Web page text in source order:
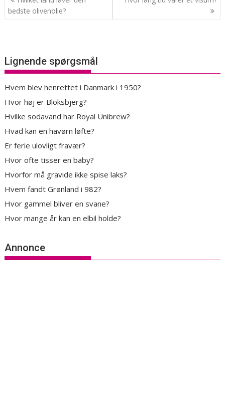
bedste olivenolie?
Lignende spørgsmål
Hvem blev henrettet i Danmark i 1950?
Hvor høj er Bloksbjerg?
Hvilke sodavand har Royal Unibrew?
Hvad kan en havørn løfte?
Er ferie ulovligt fravær?
Hvor ofte tisser en baby?
Hvorfor må gravide ikke spise laks?
Hvem fandt Grønland i 982?
Hvor gammel bliver en svane?
Hvor mange år kan en elbil holde?
Annonce